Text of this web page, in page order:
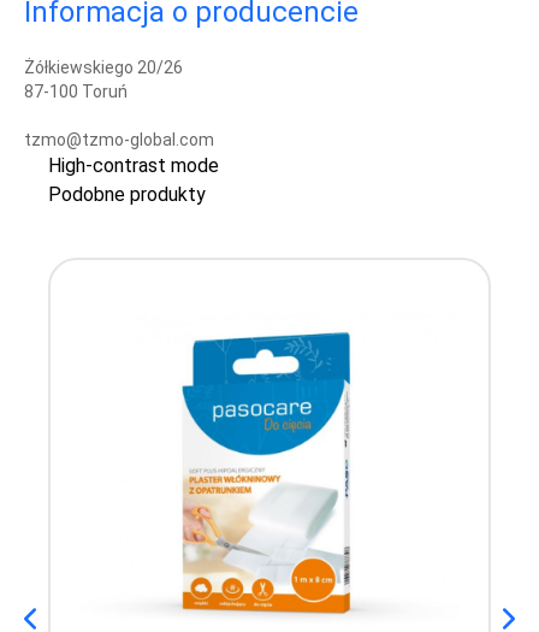
Informacja o producencie
Żółkiewskiego 20/26
87-100 Toruń
tzmo@tzmo-global.com
High-contrast mode
Podobne produkty